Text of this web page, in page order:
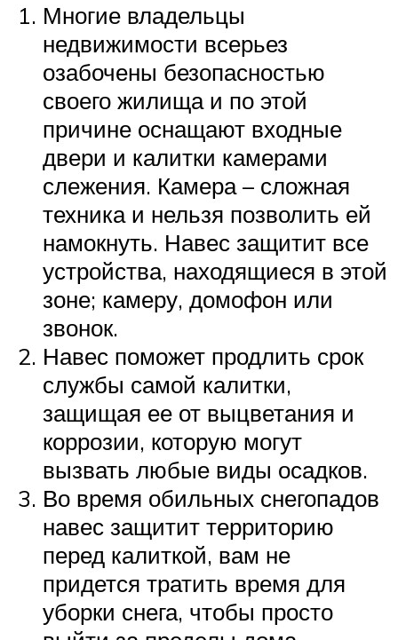
Многие владельцы
недвижимости всерьез
озабочены безопасностью
своего жилища и по этой
причине оснащают входные
двери и калитки камерами
слежения. Камера – сложная
техника и нельзя позволить ей
намокнуть. Навес защитит все
устройства, находящиеся в этой
зоне; камеру, домофон или
звонок.
Навес поможет продлить срок
службы самой калитки,
защищая ее от выцветания и
коррозии, которую могут
вызвать любые виды осадков.
Во время обильных снегопадов
навес защитит территорию
перед калиткой, вам не
придется тратить время для
уборки снега, чтобы просто